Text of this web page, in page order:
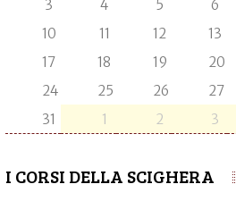
3
4 5 6
10
11 12 13
17
18 19 20
24
25 26 27
31
1 2 3
I CORSI DELLA SCIGHERA